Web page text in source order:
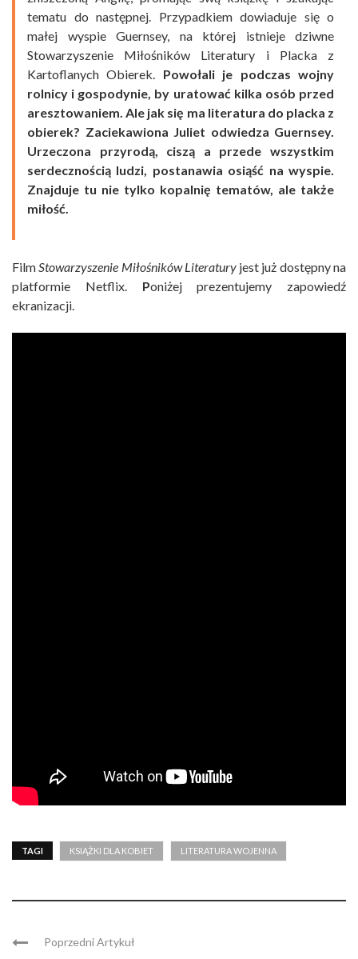
tematu do następnej. Przypadkiem dowiaduje się o
małej wyspie Guernsey, na której istnieje dziwne
Stowarzyszenie Miłośników Literatury i Placka z
Kartoflanych Obierek. Powołali je podczas wojny
rolnicy i gospodynie, by uratować kilka osób przed
aresztowaniem. Ale jak się ma literatura do placka z
obierek? Zaciekawiona Juliet odwiedza Guernsey.
Urzeczona przyrodą, ciszą a przede wszystkim
serdecznością ludzi, postanawia osiąść na wyspie.
Znajduje tu nie tylko kopalnię tematów, ale także
miłość.
Film Stowarzyszenie Miłośników Literaturyjest już dostępny na
platformie Netflix. Poniżej prezentujemy zapowiedź
ekranizacji.
TAGI KSIĄŻKI DLA KOBIET LITERATURA WOJENNA
Poprzedni Artykuł